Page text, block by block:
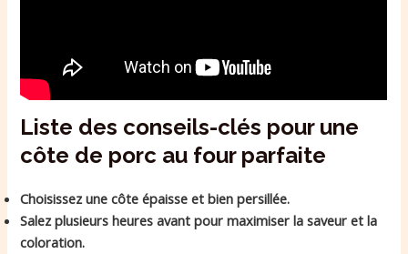
Liste des conseils-clés pour une
côte de porc au four parfaite
Choisissez une côte épaisse et bien persillée.
Salez plusieurs heures avant pour maximiser la saveur et la
coloration.